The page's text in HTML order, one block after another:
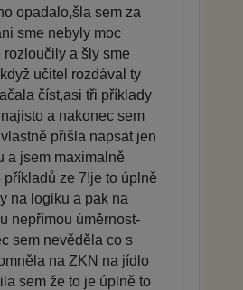
opadalo,šla sem za
sme nebyly moc
a šly sme
učitel rozdával ty
číst,asi tři příklady
a nakonec sem
přišla napsat jen
a jsem maximalně
ze 7!je to úplně
na logiku a pak na
nepřímou úměrnost-
sem nevěděla co s
na ZKN na jídlo
sem že to je úplně to